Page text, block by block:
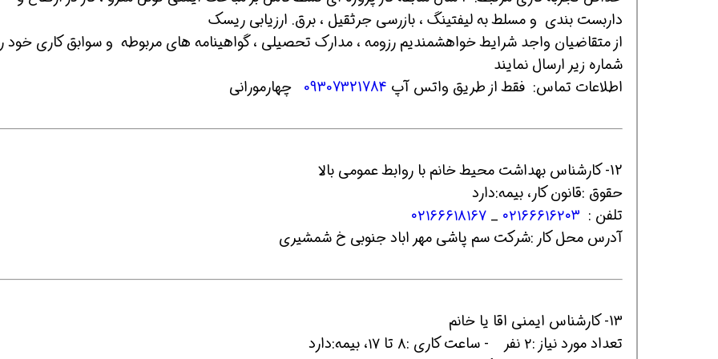
داربست بندی و مسلط به لیفتینگ ، بازرسی جرثقیل ، برق. ارزیابی ریسک
از متقاضیان واجد شرایط خواهشمندیم رزومه ، مدارک تحصیلی ، گواهینامه های مربوطه و سوابق کاری خود
شماره زیر ارسال نمایند
اطلاعات تماس: فقط از طریق واتس آپ 09307321784 چهارمورانی
12- کارشناس بهداشت محیط خانم با روابط عمومی بالا
حقوق :قانون کار، بیمه:دارد
تلفن : ۰۲۱۶۶۶۱۶۲۰۳ _ ۰۲۱۶۶۶۱۸۱۶۷
آدرس محل کار :شرکت سم پاشی مهر اباد جنوبی خ شمشیری
13- کارشناس ایمنی اقا یا خانم
تعداد مورد نیاز :۲ نفر - ساعت کاری :۸ تا ۱۷، بیمه:دارد